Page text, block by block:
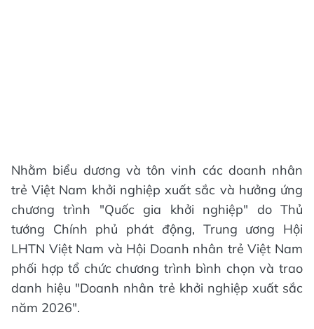
Nhằm biểu dương và tôn vinh các doanh nhân
trẻ Việt Nam khởi nghiệp xuất sắc và hưởng ứng
chương trình "Quốc gia khởi nghiệp" do Thủ
tướng Chính phủ phát động, Trung ương Hội
LHTN Việt Nam và Hội Doanh nhân trẻ Việt Nam
phối hợp tổ chức chương trình bình chọn và trao
danh hiệu "Doanh nhân trẻ khởi nghiệp xuất sắc
năm 2026".